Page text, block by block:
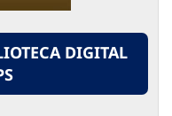
DIGITAL